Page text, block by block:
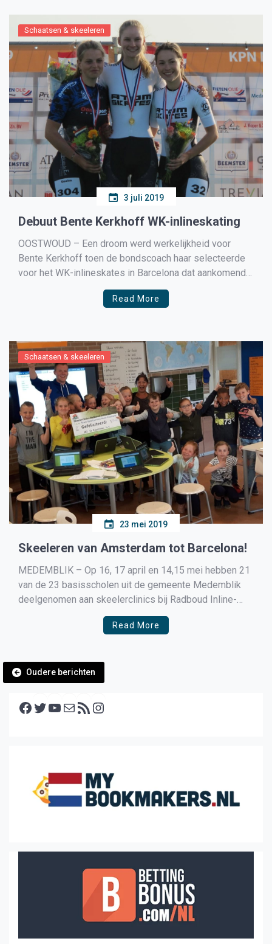
Schaatsen & skeeleren
3 juli 2019
Debuut Bente Kerkhoff WK-inlineskating
OOSTWOUD – Een droom werd werkelijkheid voor
Bente Kerkhoff toen de bondscoach haar selecteerde
voor het WK-inlineskates in Barcelona dat aankomend
weekend van start gaat.
Read More
Schaatsen & skeeleren
23 mei 2019
Skeeleren van Amsterdam tot Barcelona!
MEDEMBLIK – Op 16, 17 april en 14,15 mei hebben 21
van de 23 basisscholen uit de gemeente Medemblik
deelgenomen aan skeelerclinics bij Radboud Inline-
skating. Deze skeelerclinics werden georganiseerd
door Team Sportservice West-Friesland i.s.m. Radboud.
Read More
Berichtennavigatie
Oudere berichten
Facebook Twitter YouTube E-mail RSS feed